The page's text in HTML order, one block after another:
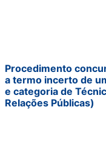
Procedimento
a termo incerto de
e categoria de
Relações Públicas)